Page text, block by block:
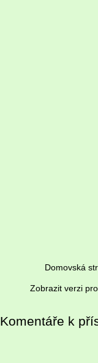
Domovská
Zobrazit verzi
Komentáře k